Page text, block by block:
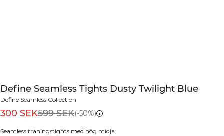
Define Seamless Tights Dusty Twilight Blue
Define Seamless Collection
300 SEK599 SEK(-50%)
Seamless träningstights med hög midja.